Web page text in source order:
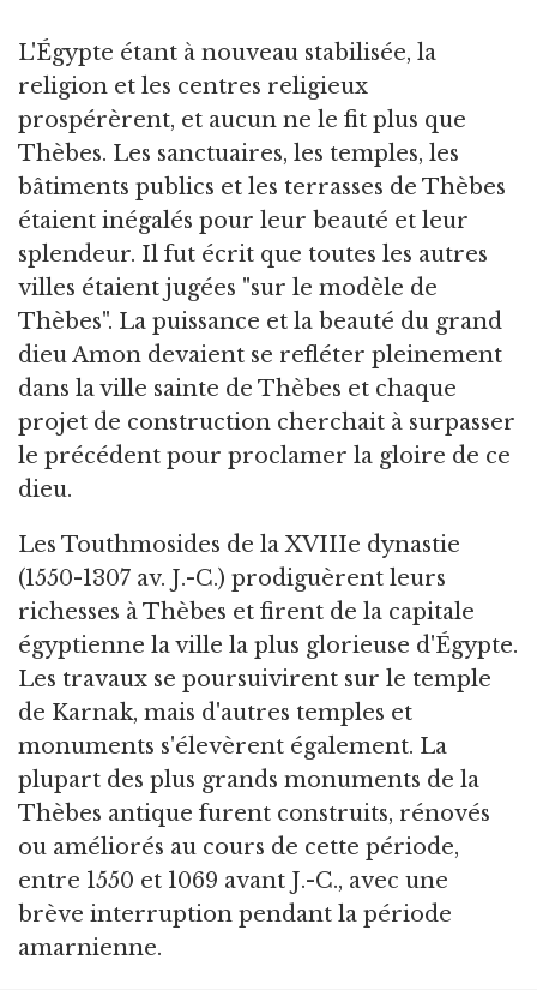
L'Égypte étant à nouveau stabilisée, la
religion et les centres religieux
prospérèrent, et aucun ne le fit plus que
Thèbes. Les sanctuaires, les temples, les
bâtiments publics et les terrasses de Thèbes
étaient inégalés pour leur beauté et leur
splendeur. Il fut écrit que toutes les autres
villes étaient jugées "sur le modèle de
Thèbes". La puissance et la beauté du grand
dieu Amon devaient se refléter pleinement
dans la ville sainte de Thèbes et chaque
projet de construction cherchait à surpasser
le précédent pour proclamer la gloire de ce
dieu.
Les Touthmosides de la XVIIIe dynastie
(1550-1307 av. J.-C.) prodiguèrent leurs
richesses à Thèbes et firent de la capitale
égyptienne la ville la plus glorieuse d'Égypte.
Les travaux se poursuivirent sur le temple
de Karnak, mais d'autres temples et
monuments s'élevèrent également. La
plupart des plus grands monuments de la
Thèbes antique furent construits, rénovés
ou améliorés au cours de cette période,
entre 1550 et 1069 avant J.-C., avec une
brève interruption pendant la période
amarnienne.